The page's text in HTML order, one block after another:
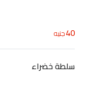
40جنيه
سلطة خضراء